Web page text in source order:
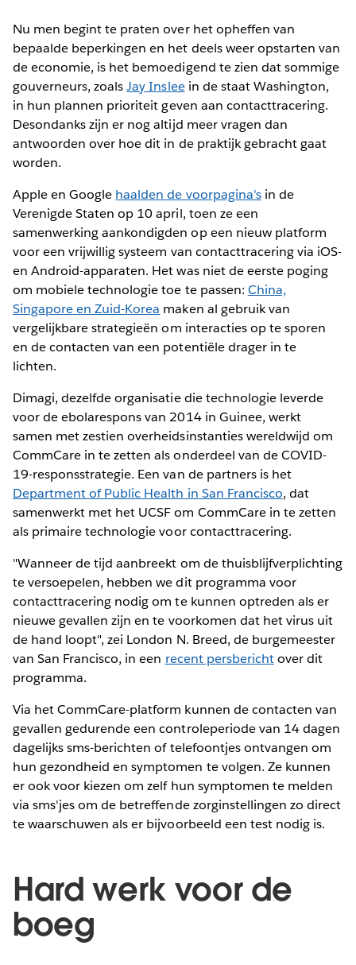
Nu men begint te praten over het opheffen van
bepaalde beperkingen en het deels weer opstarten van
de economie, is het bemoedigend te zien dat sommige
gouverneurs, zoalsJay Insleein de staat Washington,
in hun plannen prioriteit geven aan contacttracering.
Desondanks zijn er nog altijd meer vragen dan
antwoorden over hoe dit in de praktijk gebracht gaat
worden.
Apple en Google haalden de voorpagina'sin de
Verenigde Staten op 10 april, toen ze een
samenwerking aankondigden op een nieuw platform
voor een vrijwillig systeem van contacttracering via iOS-
en Android-apparaten. Het was niet de eerste poging
om mobiele technologie toe te passen: China,
Singapore en Zuid-Korea maken al gebruik van
vergelijkbare strategieën om interacties op te sporen
en de contacten van een potentiële drager in te
lichten.
Dimagi, dezelfde organisatie die technologie leverde
voor de ebolarespons van 2014 in Guinee, werkt
samen met zestien overheidsinstanties wereldwijd om
CommCare in te zetten als onderdeel van de COVID-
19-responsstrategie. Een van de partners is het
Department of Public Health in San Francisco, dat
samenwerkt met het UCSF om CommCare in te zetten
als primaire technologie voor contacttracering.
"Wanneer de tijd aanbreekt om de thuisblijfverplichting
te versoepelen, hebben we dit programma voor
contacttracering nodig om te kunnen optreden als er
nieuwe gevallen zijn en te voorkomen dat het virus uit
de hand loopt", zei London N. Breed, de burgemeester
van San Francisco, in een recent persberichtover dit
programma.
Via het CommCare-platform kunnen de contacten van
gevallen gedurende een controleperiode van 14 dagen
dagelijks sms-berichten of telefoontjes ontvangen om
hun gezondheid en symptomen te volgen. Ze kunnen
er ook voor kiezen om zelf hun symptomen te melden
via sms'jes om de betreffende zorginstellingen zo direct
te waarschuwen als er bijvoorbeeld een test nodig is.
Hard werk voor de
boeg